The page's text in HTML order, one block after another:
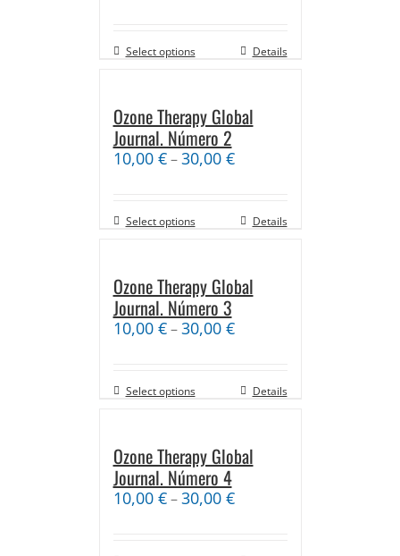
Select options Details
Ozone Therapy Global
Journal. Número 2
10,00 €–30,00 €
Select options Details
Ozone Therapy Global
Journal. Número 3
10,00 €–30,00 €
Select options Details
Ozone Therapy Global
Journal. Número 4
10,00 €–30,00 €